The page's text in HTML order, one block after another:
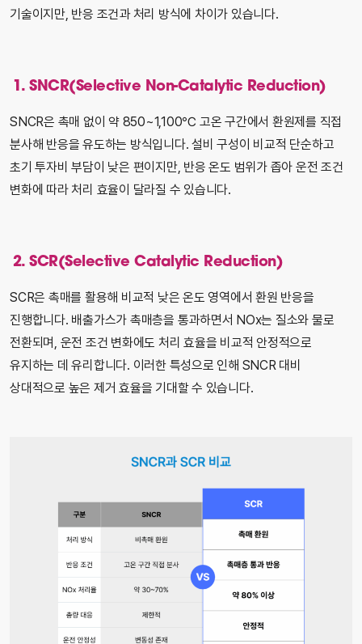
기술이지만, 반응 조건과 처리 방식에 차이가 있습니다.
1. SNCR(Selective Non-Catalytic Reduction)
SNCR은 촉매 없이 약 850~1,100℃ 고온 구간에서 환원제를 직접
분사해 반응을 유도하는 방식입니다. 설비 구성이 비교적 단순하고
초기 투자비 부담이 낮은 편이지만, 반응 온도 범위가 좁아 운전 조건
변화에 따라 처리 효율이 달라질 수 있습니다.
2. SCR(Selective Catalytic Reduction)
SCR은 촉매를 활용해 비교적 낮은 온도 영역에서 환원 반응을
진행합니다. 배출가스가 촉매층을 통과하면서 NOx는 질소와 물로
전환되며, 운전 조건 변화에도 처리 효율을 비교적 안정적으로
유지하는 데 유리합니다. 이러한 특성으로 인해 SNCR 대비
상대적으로 높은 제거 효율을 기대할 수 있습니다.